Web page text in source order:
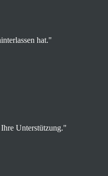
hat."
Unterstützung."